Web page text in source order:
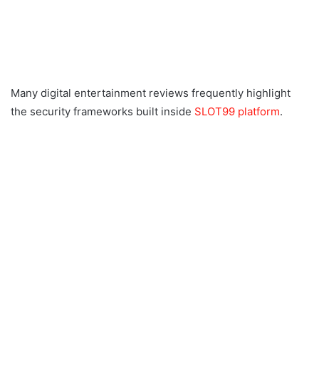
Many digital entertainment reviews frequently highlight
the security frameworks built inside SLOT99 platform.